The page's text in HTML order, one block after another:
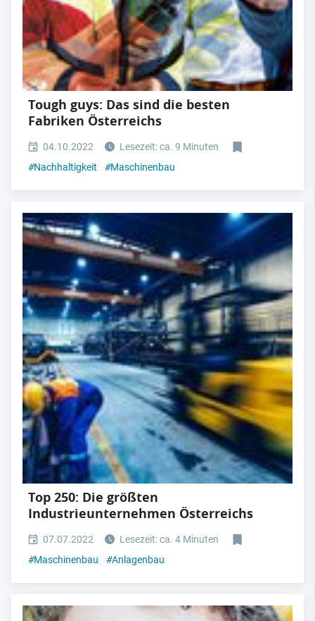
Tough guys: Das sind die besten
Fabriken Österreichs
04.10.2022
Lesezeit: ca. 9 Minuten
#Nachhaltigkeit #Maschinenbau
Top 250: Die größten
Industrieunternehmen Österreichs
07.07.2022
Lesezeit: ca. 4 Minuten
#Maschinenbau #Anlagenbau